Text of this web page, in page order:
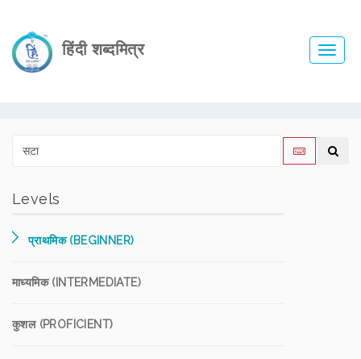
हिंदी शब्दमित्र
Levels
प्राथमिक (BEGINNER)
माध्यमिक (INTERMEDIATE)
कुशल (PROFICIENT)